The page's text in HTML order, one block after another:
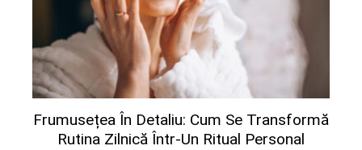
Frumusețea În Detaliu: Cum Se Transformă
Rutina Zilnică Într-Un Ritual Personal